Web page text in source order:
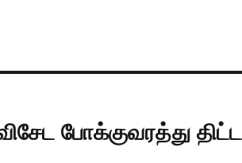
போக்குவரத்து